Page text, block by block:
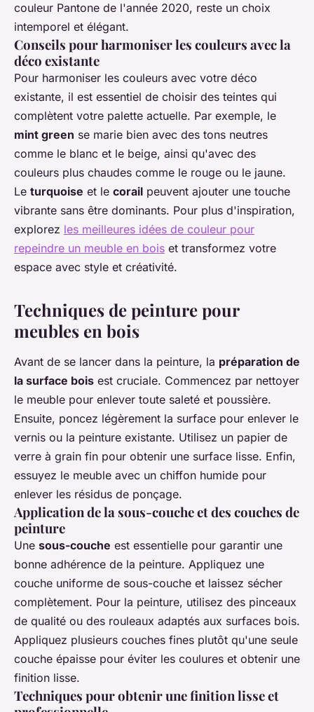
couleur Pantone de l'année 2020, reste un choix
intemporel et élégant.
Conseils pour harmoniser les couleurs avec la
déco existante
Pour harmoniser les couleurs avec votre déco
existante, il est essentiel de choisir des teintes qui
complètent votre palette actuelle. Par exemple, le
mint green se marie bien avec des tons neutres
comme le blanc et le beige, ainsi qu'avec des
couleurs plus chaudes comme le rouge ou le jaune.
Le turquoise et le corail peuvent ajouter une touche
vibrante sans être dominants. Pour plus d'inspiration,
explorez les meilleures idées de couleur pour
repeindre un meuble en bois et transformez votre
espace avec style et créativité.
Techniques de peinture pour
meubles en bois
Avant de se lancer dans la peinture, la préparation de
la surface bois est cruciale. Commencez par nettoyer
le meuble pour enlever toute saleté et poussière.
Ensuite, poncez légèrement la surface pour enlever le
vernis ou la peinture existante. Utilisez un papier de
verre à grain fin pour obtenir une surface lisse. Enfin,
essuyez le meuble avec un chiffon humide pour
enlever les résidus de ponçage.
Application de la sous-couche et des couches de
peinture
Une sous-couche est essentielle pour garantir une
bonne adhérence de la peinture. Appliquez une
couche uniforme de sous-couche et laissez sécher
complètement. Pour la peinture, utilisez des pinceaux
de qualité ou des rouleaux adaptés aux surfaces bois.
Appliquez plusieurs couches fines plutôt qu'une seule
couche épaisse pour éviter les coulures et obtenir une
finition lisse.
Techniques pour obtenir une finition lisse et